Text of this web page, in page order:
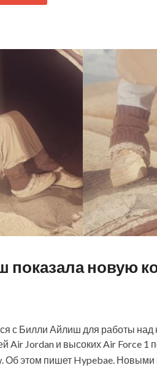
новую
с Билли Айлиш для работы над
Air Jordan и высоких Air Force 1
Об этом пишет Hypebae. Новыми